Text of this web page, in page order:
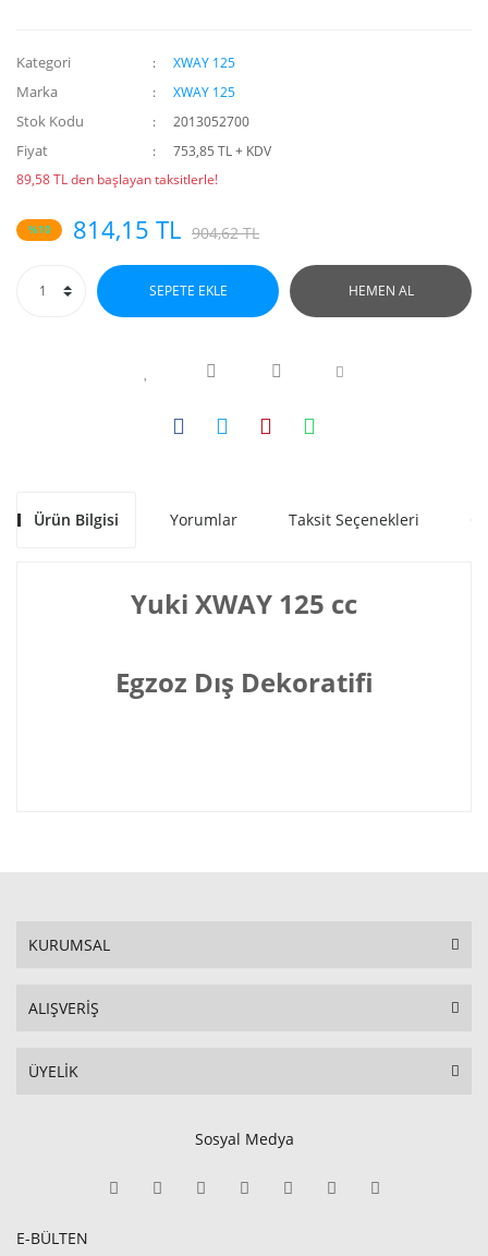
Kategori XWAY 125
Marka XWAY 125
Stok Kodu 2013052700
Fiyat
753,85 TL + KDV
89,58 TL den başlayan taksitlerle!
%10 814,15 TL 904,62 TL
SEPETE EKLE HEMEN AL
Ürün Bilgisi Yorumlar Taksit Seçenekleri
Yuki XWAY 125 cc
Egzoz Dış Dekoratifi
KURUMSAL
ALIŞVERİŞ
ÜYELİK
Sosyal Medya
E-BÜLTEN